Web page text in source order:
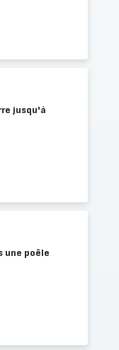
jusqu'à
une poêle